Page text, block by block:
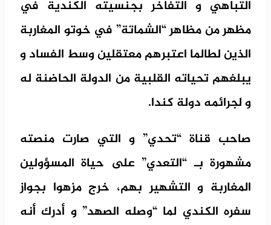
التباهي و التفاخر بجنسيته الكندية في
مظهر من مظاهر “الشماتة” في خوتو المغاربة
الذين لطالما اعتبرهم معتقلين وسط الفساد و
يبلغهم تحياته القلبية من الدولة الحاضنة له
و لجرائمه دولة كندا.
صاحب قناة “تحدي” و التي صارت منصته
مشهورة بـ “التعدي” على حياة المسؤولين
المغاربة و التشهير بهم، خرج مزهوا بجواز
سفره الكندي لما “وصله الصهد” و أدرك أنه